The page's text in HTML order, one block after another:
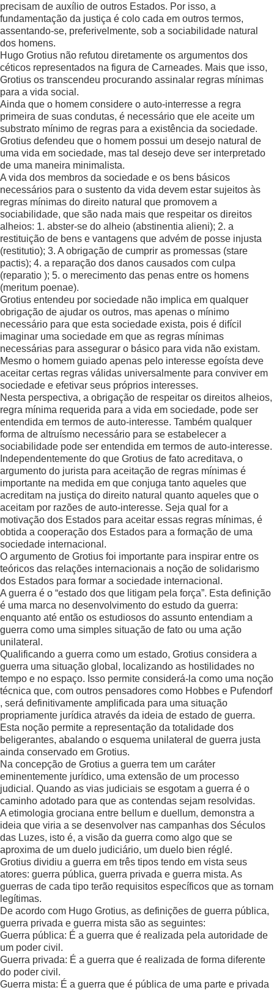
precisam de auxílio de outros Estados. Por isso, a
fundamentação da justiça é colo cada em outros termos,
assentando-se, preferivelmente, sob a sociabilidade natural
dos homens.
Hugo Grotius não refutou diretamente os argumentos dos
céticos representados na figura de Carneades. Mais que isso,
Grotius os transcendeu procurando assinalar regras mínimas
para a vida social.
Ainda que o homem considere o auto-interresse a regra
primeira de suas condutas, é necessário que ele aceite um
substrato mínimo de regras para a existência da sociedade.
Grotius defendeu que o homem possui um desejo natural de
uma vida em sociedade, mas tal desejo deve ser interpretado
de uma maneira minimalista.
A vida dos membros da sociedade e os bens básicos
necessários para o sustento da vida devem estar sujeitos às
regras mínimas do direito natural que promovem a
sociabilidade, que são nada mais que respeitar os direitos
alheios: 1. abster-se do alheio (abstinentia alieni); 2. a
restituição de bens e vantagens que advém de posse injusta
(restitutio); 3. A obrigação de cumprir as promessas (stare
pactis); 4. a reparação dos danos causados com culpa
(reparatio ); 5. o merecimento das penas entre os homens
(meritum poenae).
Grotius entendeu por sociedade não implica em qualquer
obrigação de ajudar os outros, mas apenas o mínimo
necessário para que esta sociedade exista, pois é difícil
imaginar uma sociedade em que as regras mínimas
necessárias para assegurar o básico para vida não existam.
Mesmo o homem guiado apenas pelo interesse egoísta deve
aceitar certas regras válidas universalmente para conviver em
sociedade e efetivar seus próprios interesses.
Nesta perspectiva, a obrigação de respeitar os direitos alheios,
regra mínima requerida para a vida em sociedade, pode ser
entendida em termos de auto-interesse. Também qualquer
forma de altruísmo necessário para se estabelecer a
sociabilidade pode ser entendida em termos de auto-interesse.
Independentemente do que Grotius de fato acreditava, o
argumento do jurista para aceitação de regras mínimas é
importante na medida em que conjuga tanto aqueles que
acreditam na justiça do direito natural quanto aqueles que o
aceitam por razões de auto-interesse. Seja qual for a
motivação dos Estados para aceitar essas regras mínimas, é
obtida a cooperação dos Estados para a formação de uma
sociedade internacional.
O argumento de Grotius foi importante para inspirar entre os
teóricos das relações internacionais a noção de solidarismo
dos Estados para formar a sociedade internacional.
A guerra é o “estado dos que litigam pela força”. Esta definição
é uma marca no desenvolvimento do estudo da guerra:
enquanto até então os estudiosos do assunto entendiam a
guerra como uma simples situação de fato ou uma ação
unilateral.
Qualificando a guerra como um estado, Grotius considera a
guerra uma situação global, localizando as hostilidades no
tempo e no espaço. Isso permite considerá-la como uma noção
técnica que, com outros pensadores como Hobbes e Pufendorf
, será definitivamente amplificada para uma situação
propriamente jurídica através da ideia de estado de guerra.
Esta noção permite a representação da totalidade dos
beligerantes, abalando o esquema unilateral de guerra justa
ainda conservado em Grotius.
Na concepção de Grotius a guerra tem um caráter
eminentemente jurídico, uma extensão de um processo
judicial. Quando as vias judiciais se esgotam a guerra é o
caminho adotado para que as contendas sejam resolvidas.
A etimologia grociana entre bellum e duellum, demonstra a
ideia que viria a se desenvolver nas campanhas dos Séculos
das Luzes, isto é, a visão da guerra como algo que se
aproxima de um duelo judiciário, um duelo bien réglé.
Grotius dividiu a guerra em três tipos tendo em vista seus
atores: guerra pública, guerra privada e guerra mista. As
guerras de cada tipo terão requisitos específicos que as tornam
legítimas.
De acordo com Hugo Grotius, as definições de guerra pública,
guerra privada e guerra mista são as seguintes:
Guerra pública: É a guerra que é realizada pela autoridade de
um poder civil.
Guerra privada: É a guerra que é realizada de forma diferente
do poder civil.
Guerra mista: É a guerra que é pública de uma parte e privada